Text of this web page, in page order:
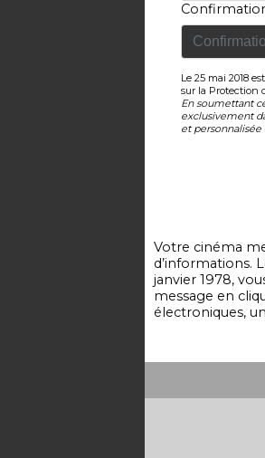
Le 25 mai 2018
sur la Protection
En soumettant
exclusivement
et
Votre cinéma
d’informations.
janvier 1978,
message en
électroniques,